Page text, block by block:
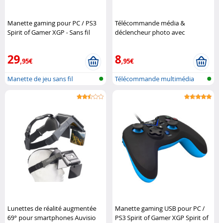
Manette gaming pour PC / PS3
Spirit of Gamer XGP - Sans fil
29,95€
Manette de jeu sans fil
Télécommande média &
déclencheur photo avec
8,95€
Télécommande multimédia
Lunettes de réalité augmentée
69° pour smartphones Auvisio
Manette gaming USB pour PC /
PS3 Spirit of Gamer XGP Spirit of